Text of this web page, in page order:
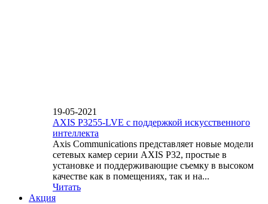
19-05-2021
AXIS P3255-LVE с поддержкой искусственного
интеллекта
Axis Communications представляет новые модели
сетевых камер серии AXIS P32, простые в
установке и поддерживающие съемку в высоком
качестве как в помещениях, так и на...
Читать
Акция